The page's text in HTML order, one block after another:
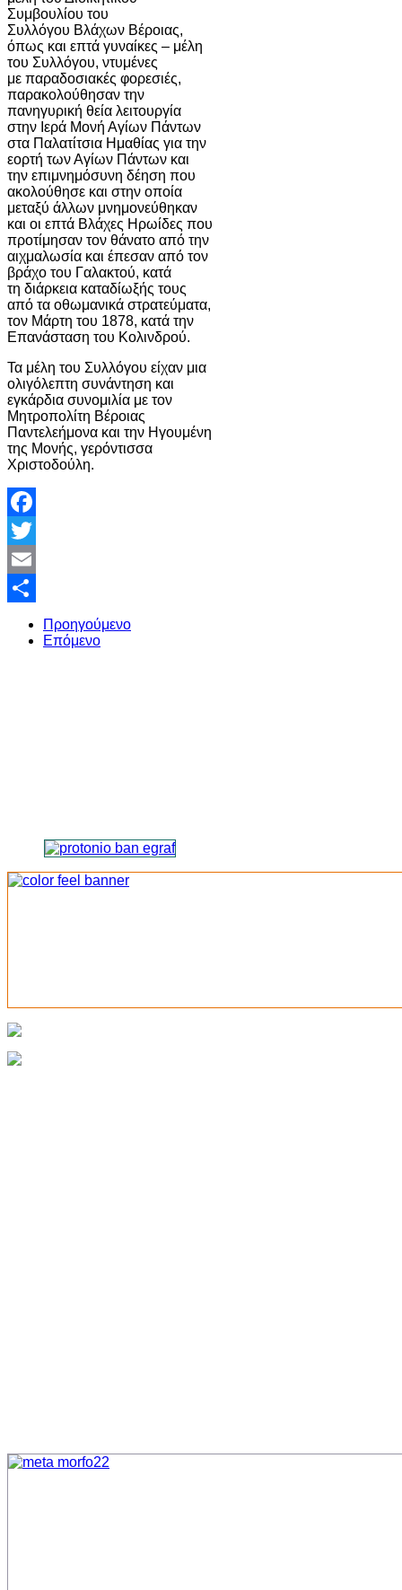
Συμβουλίου του
Συλλόγου Βλάχων Βέροιας,
όπως και επτά γυναίκες – μέλη
του Συλλόγου, ντυμένες
με παραδοσιακές φορεσιές,
παρακολούθησαν την
πανηγυρική θεία λειτουργία
στην Ιερά Μονή Αγίων Πάντων
στα Παλατίτσια Ημαθίας για την
εορτή των Αγίων Πάντων και
την επιμνημόσυνη δέηση που
ακολούθησε και στην οποία
μεταξύ άλλων μνημονεύθηκαν
και οι επτά Βλάχες Ηρωίδες που
προτίμησαν τον θάνατο από την
αιχμαλωσία και έπεσαν από τον
βράχο του Γαλακτού, κατά
τη διάρκεια καταδίωξής τους
από τα οθωμανικά στρατεύματα,
τον Μάρτη του 1878, κατά την
Επανάσταση του Κολινδρού.
Τα μέλη του Συλλόγου είχαν μια
ολιγόλεπτη συνάντηση και
εγκάρδια συνομιλία με τον
Μητροπολίτη Βέροιας
Παντελεήμονα και την Ηγουμένη
της Μονής, γερόντισσα
Χριστοδούλη.
Facebook
Twitter
Email
Share
Προηγούμενο
Επόμενο